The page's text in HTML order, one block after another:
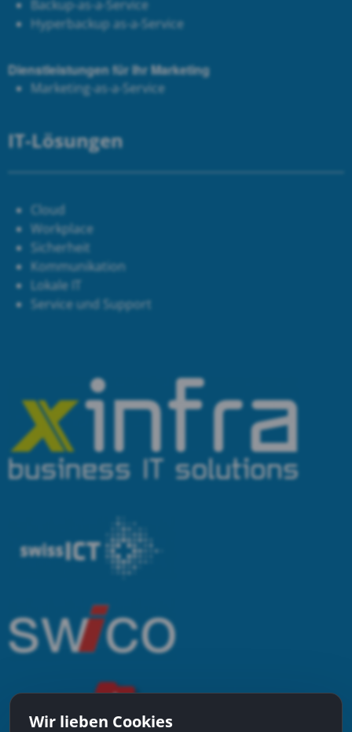
Backup-as-a-Service
Hyperbackup as-a-Service
Dienstleistungen für Ihr Marketing
Marketing-as-a-Service
IT-Lösungen
Cloud
Workplace
Sicherheit
Kommunikation
Lokale IT
Service und Support
Wir lieben Cookies